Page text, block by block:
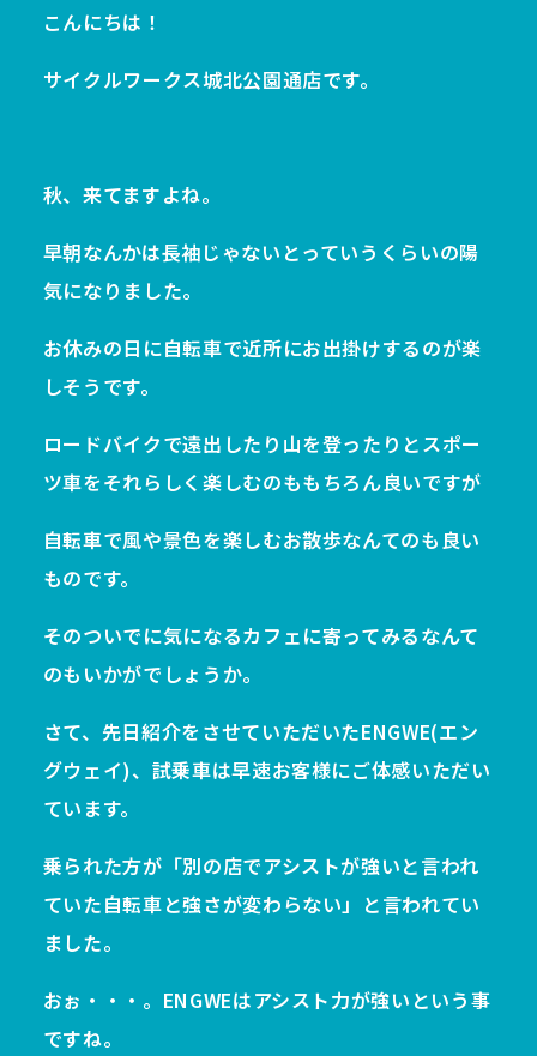
こんにちは！
サイクルワークス城北公園通店です。
秋、来てますよね。
早朝なんかは長袖じゃないとっていうくらいの陽
気になりました。
お休みの日に自転車で近所にお出掛けするのが楽
しそうです。
ロードバイクで遠出したり山を登ったりとスポー
ツ車をそれらしく楽しむのももちろん良いですが
自転車で風や景色を楽しむお散歩なんてのも良い
ものです。
そのついでに気になるカフェに寄ってみるなんて
のもいかがでしょうか。
さて、先日紹介をさせていただいたENGWE(エン
グウェイ)、試乗車は早速お客様にご体感いただい
ています。
乗られた方が「別の店でアシストが強いと言われ
ていた自転車と強さが変わらない」と言われてい
ました。
おぉ・・・。ENGWEはアシスト力が強いという事
ですね。